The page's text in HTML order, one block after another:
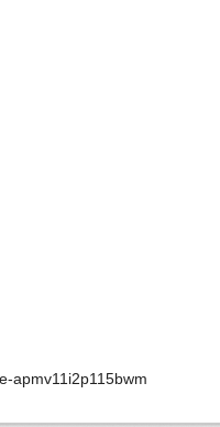
apmv11i2p115bwm